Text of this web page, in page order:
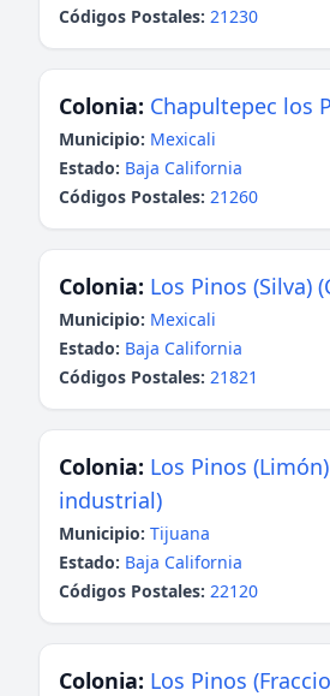
Códigos Postales: 21230
Colonia: Chapultepec los
Municipio: Mexicali
Estado: Baja California
Códigos Postales: 21260
Colonia: Los Pinos (Silva)
Municipio: Mexicali
Estado: Baja California
Códigos Postales: 21821
Colonia: Los Pinos
industrial)
Municipio: Tijuana
Estado: Baja California
Códigos Postales: 22120
Colonia: Los Pinos